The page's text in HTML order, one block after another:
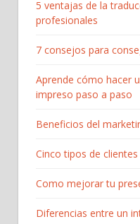
5 ventajas de la
profesionales
7 consejos para
Aprende cómo hacer
impreso paso a paso
Beneficios del
Cinco tipos de
Como mejorar tu
Diferencias entre un